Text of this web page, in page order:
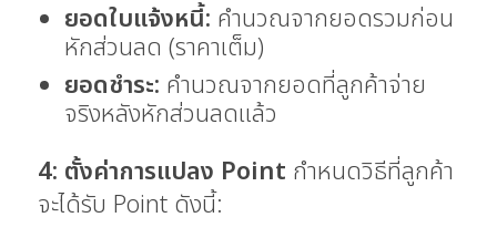
ยอดใบแจ้งหนี้: คำนวณจากยอดรวมก่อน
หักส่วนลด (ราคาเต็ม)
ยอดชำระ: คำนวณจากยอดที่ลูกค้าจ่าย
จริงหลังหักส่วนลดแล้ว
4: ตั้งค่าการแปลง Point กำหนดวิธีที่ลูกค้า
จะได้รับ Point ดังนี้: